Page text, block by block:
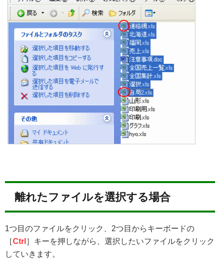
離れたファイルを選択する場合
1つ目のファイルをクリック、2つ目からキーボードの
［Ctrl ］キーを押しながら、選択したいファイルをクリック
していきます。